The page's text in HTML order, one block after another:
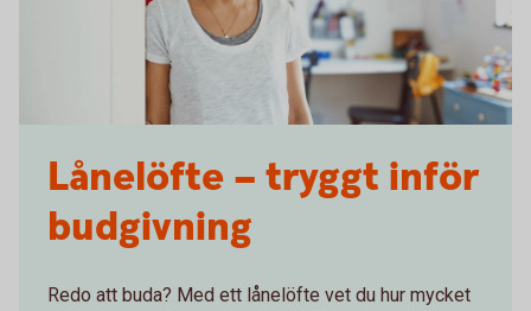
Lånelöfte – tryggt inför
budgivning
Redo att buda? Med ett lånelöfte vet du hur mycket